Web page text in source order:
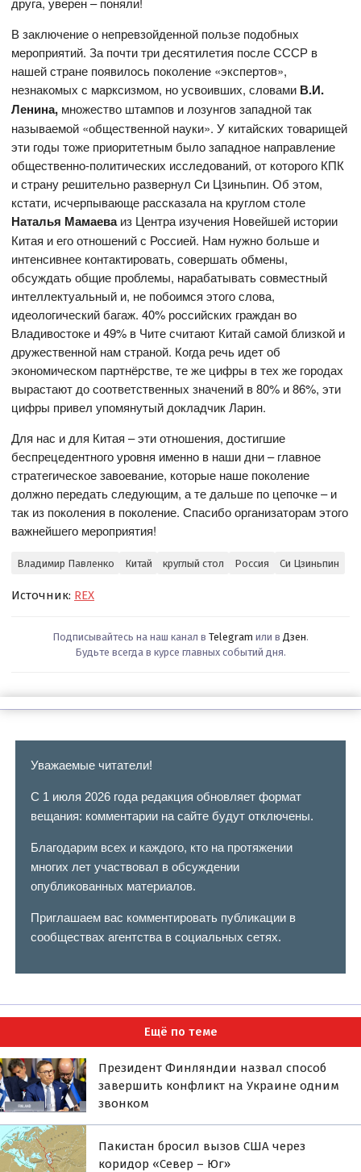
В заключение о непревзойденной пользе подобных
мероприятий. За почти три десятилетия после СССР в
нашей стране появилось поколение «экспертов»,
незнакомых с марксизмом, но усвоивших, словами В.И.
Ленина, множество штампов и лозунгов западной так
называемой «общественной науки». У китайских товарищей
эти годы тоже приоритетным было западное направление
общественно-политических исследований, от которого КПК
и страну решительно развернул Си Цзиньпин. Об этом,
кстати, исчерпывающе рассказала на круглом столе
Наталья Мамаеваиз Центра изучения Новейшей истории
Китая и его отношений с Россией. Нам нужно больше и
интенсивнее контактировать, совершать обмены,
обсуждать общие проблемы, нарабатывать совместный
интеллектуальный и, не побоимся этого слова,
идеологический багаж. 40% российских граждан во
Владивостоке и 49% в Чите считают Китай самой близкой и
дружественной нам страной. Когда речь идет об
экономическом партнёрстве, те же цифры в тех же городах
вырастают до соответственных значений в 80% и 86%, эти
цифры привел упомянутый докладчик Ларин.
Для нас и для Китая – эти отношения, достигшие
беспрецедентного уровня именно в наши дни – главное
стратегическое завоевание, которые наше поколение
должно передать следующим, а те дальше по цепочке – и
так из поколения в поколение. Спасибо организаторам этого
важнейшего мероприятия!
Владимир Павленко Китай круглый стол Россия Си Цзиньпин
Источник: REX
Подписывайтесь на наш канал в Telegram или в Дзен.
Будьте всегда в курсе главных событий дня.
Уважаемые читатели!
С 1 июля 2026 года редакция обновляет формат
вещания: комментарии на сайте будут отключены.
Благодарим всех и каждого, кто на протяжении
многих лет участвовал в обсуждении
опубликованных материалов.
Приглашаем вас комментировать публикации в
сообществах агентства в социальных сетях.
Ещё по теме
Президент Финляндии назвал способ
завершить конфликт на Украине одним
звонком
Пакистан бросил вызов США через
коридор «Север – Юг»